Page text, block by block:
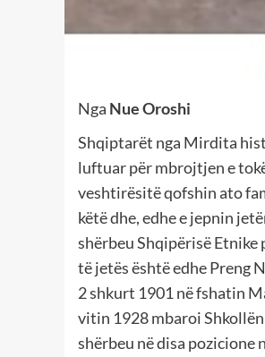
Nga Nue Oroshi
Shqiptarët nga Mirdita
luftuar për mbrojtjen e
veshtirësitë qofshin ato
këtë dhe, edhe e jepnin
shërbeu Shqipërisë
të jetës është edhe Preng
2 shkurt 1901 në fshatin
vitin 1928 mbaroi
shërbeu në disa